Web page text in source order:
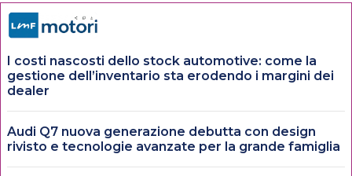
I costi nascosti dello stock automotive: come la
gestione dell’inventario sta erodendo i margini dei
dealer
Audi Q7 nuova generazione debutta con design
rivisto e tecnologie avanzate per la grande famiglia